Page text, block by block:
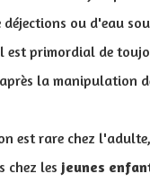
déjections ou d'eau
est primordial de
la manipulation
est rare chez
chez les jeunes